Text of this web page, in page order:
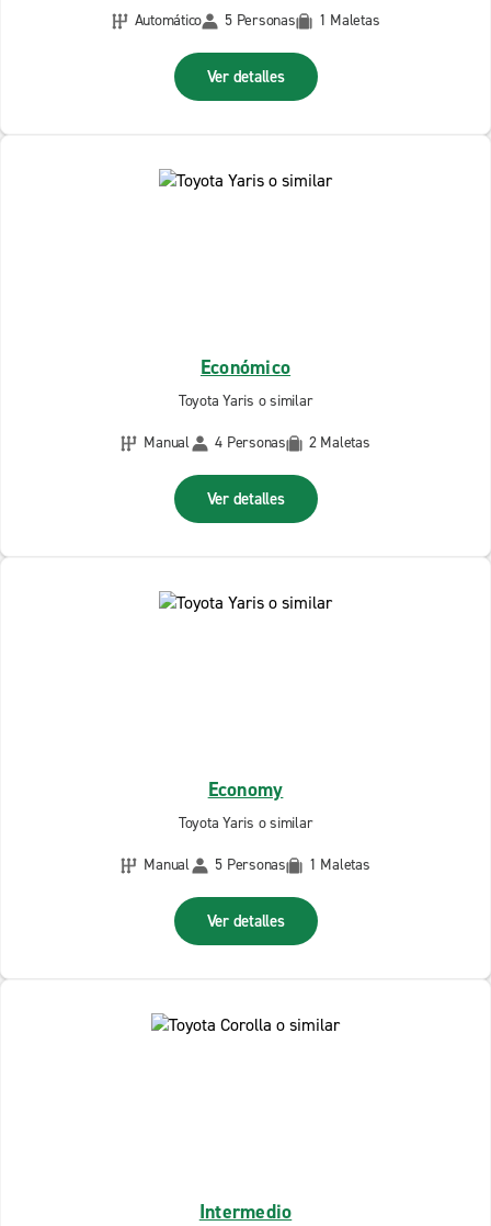
Automático
5 Personas 1 Maletas
Ver detalles
Económico
Toyota Yaris o similar
Manual
4 Personas 2 Maletas
Ver detalles
Economy
Toyota Yaris o similar
Manual
5 Personas 1 Maletas
Ver detalles
Intermedio